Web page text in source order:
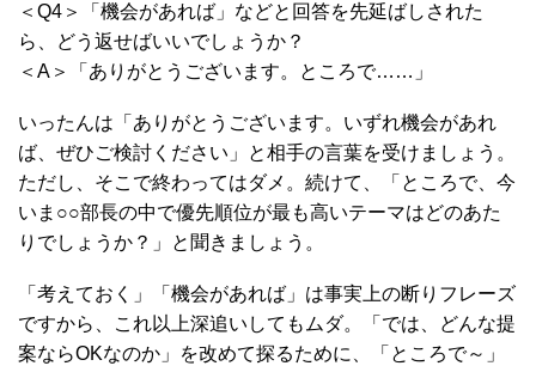
＜Q4＞「機会があれば」などと回答を先延ばしされた
ら、どう返せばいいでしょうか？
＜A＞「ありがとうございます。ところで……」
いったんは「ありがとうございます。いずれ機会があれ
ば、ぜひご検討ください」と相手の言葉を受けましょう。
ただし、そこで終わってはダメ。続けて、「ところで、今
いま○○部長の中で優先順位が最も高いテーマはどのあた
りでしょうか？」と聞きましょう。
「考えておく」「機会があれば」は事実上の断りフレーズ
ですから、これ以上深追いしてもムダ。「では、どんな提
案ならOKなのか」を改めて探るために、「ところで～」